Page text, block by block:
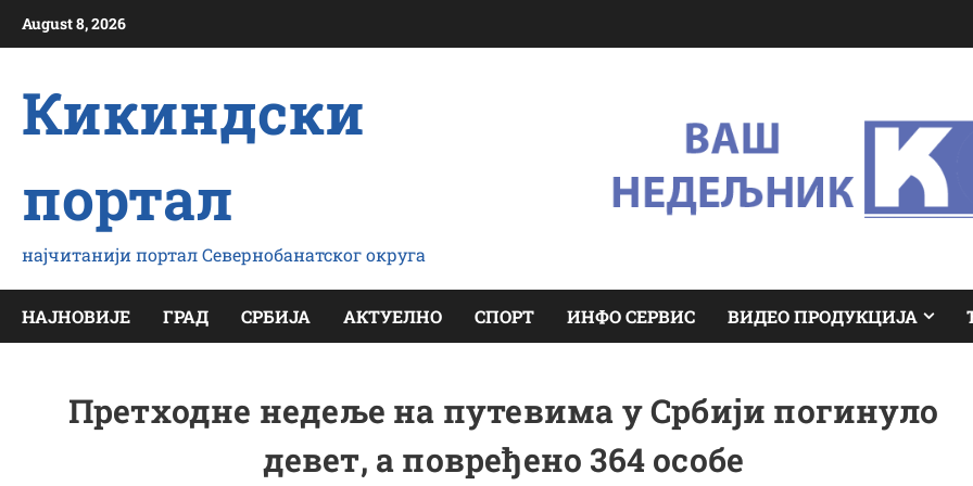
August 8, 2026
Кикиндски
портал
најчитанији портал Севернобанатског округа
НАЈНОВИЈЕ ГРАД СРБИЈА АКТУЕЛНО СПОРТ ИНФО СЕРВИС ВИДЕО ПРОДУКЦИЈА
Претходне недеље на путевима у Србији погинуло
девет, а повређено 364 особе